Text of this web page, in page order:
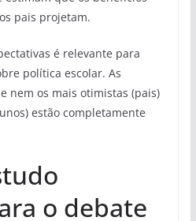
pais projetam.
é relevante para
política escolar. As
nem os mais otimistas (pais)
estão completamente
o debate